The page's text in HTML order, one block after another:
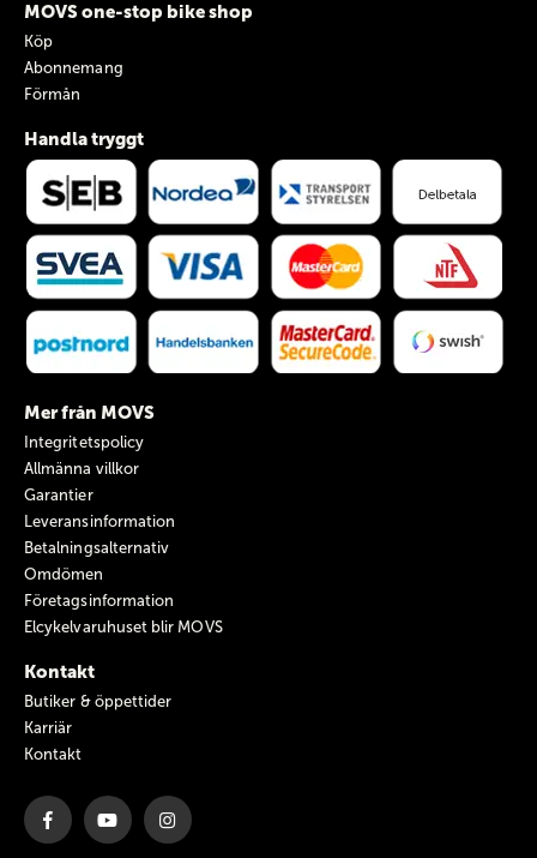
MOVS one-stop bike shop
Köp
Abonnemang
Förmån
Handla tryggt
Mer från MOVS
Integritetspolicy
Allmänna villkor
Garantier
Leveransinformation
Betalningsalternativ
Omdömen
Företagsinformation
Elcykelvaruhuset blir MOVS
Kontakt
Butiker & öppettider
Karriär
Kontakt